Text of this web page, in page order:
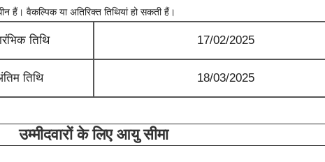
हैं। वैकल्पिक या अतिरिक्त तिथियां हो सकती हैं।
तिथि 17/02/2025
तिथि 18/03/2025
उम्मीदवारों के लिए आयु सीमा